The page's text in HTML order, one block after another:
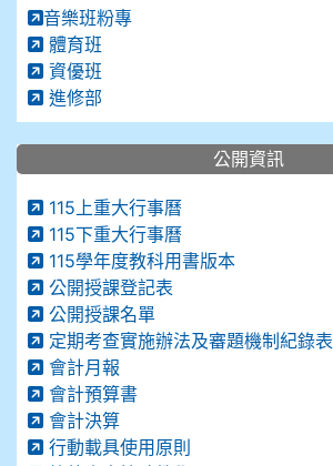
音樂班粉專
體育班
資優班
進修部
公開資訊
115上重大行事曆
115下重大行事曆
115學年度教科用書版本
公開授課登記表
公開授課名單
定期考查實施辦法及審題機制紀錄表
會計月報
會計預算書
會計決算
行動載具使用原則